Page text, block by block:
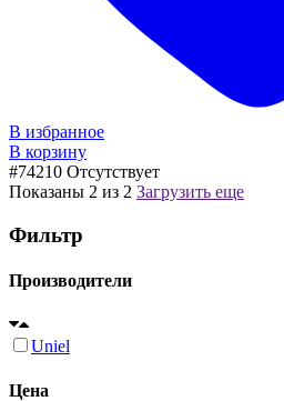
В избранное
В корзину
#74210 Отсутствует
Показаны 2 из 2 Загрузить еще
Фильтр
Производители
Uniel
Цена